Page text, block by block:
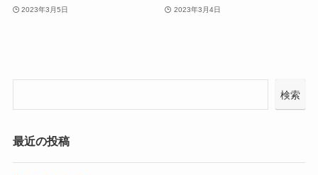
2023年3月5日 2023年3月4日
検索
最近の投稿